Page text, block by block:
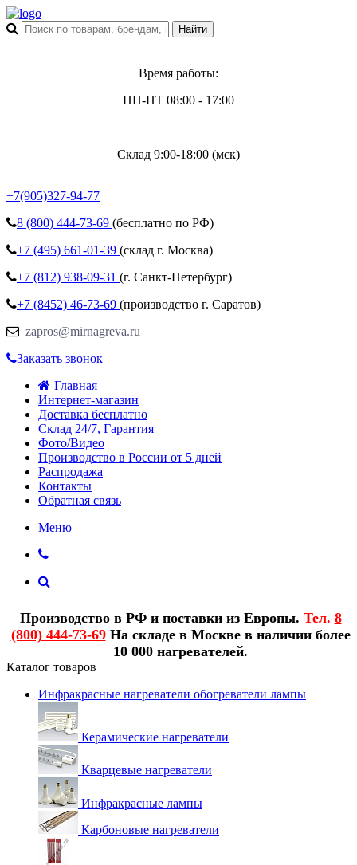
Время работы:
ПН-ПТ 08:00 - 17:00
Склад 9:00-18:00 (мск)
+7(905)327-94-77
8 (800) 444-73-69 (бесплатно по РФ)
+7 (495) 661-01-39 (склад г. Москва)
+7 (812) 938-09-31 (г. Санкт-Петербург)
+7 (8452) 46-73-69 (производство г. Саратов)
zapros@mirnagreva.ru
Заказать звонок
Главная
Интернет-магазин
Доставка бесплатно
Склад 24/7, Гарантия
Фото/Видео
Производство в России от 5 дней
Распродажа
Контакты
Обратная связь
Меню
Производство в РФ и поставки из Европы. Тел. 8
(800) 444-73-69На складе в Москве в наличии более
10 000 нагревателей.
Каталог товаров
Инфракрасные нагреватели обогреватели лампы
Керамические нагреватели
Кварцевые нагреватели
Инфракрасные лампы
Карбоновые нагреватели